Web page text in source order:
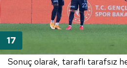
Sonuç olarak, taraflı tarafsız